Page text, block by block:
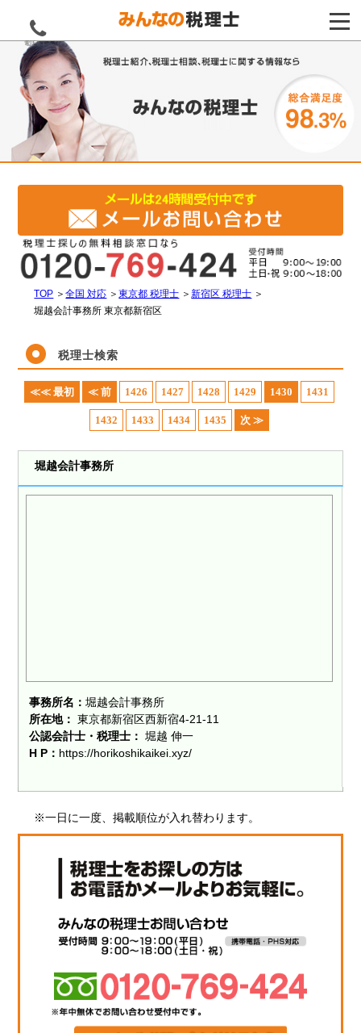
電話をする
TOP ＞全国 対応 ＞東京都 税理士 ＞新宿区 税理士 ＞
堀越会計事務所 東京都新宿区
税理士検索
≪≪ 最初 ≪ 前 1426 1427 1428 1429 1430 1431
1432 1433 1434 1435 次 ≫
堀越会計事務所
事務所名：堀越会計事務所
所在地： 東京都新宿区西新宿4-21-11
公認会計士・税理士： 堀越 伸一
H P： https://horikoshikaikei.xyz/
※一日に一度、掲載順位が入れ替わります。